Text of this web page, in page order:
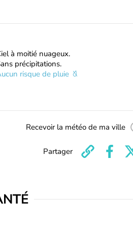
à moitié nuageux.
précipitations.
risque de pluie
Recevoir la météo de ma ville
Partager